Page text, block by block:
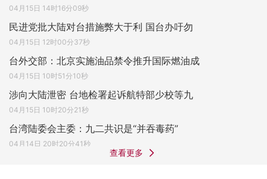
04月15日 14时16分09秒
民进党批大陆对台措施弊大于利 国台办吁勿
04月15日 12时00分37秒
台外交部：北京实施油品禁令推升国际燃油成
04月15日 10时51分10秒
涉向大陆泄密 台地检署起诉航特部少校等九
04月15日 10时20分21秒
台湾陆委会主委：九二共识是“并吞毒药”
04月14日 20时20分41秒
查看更多